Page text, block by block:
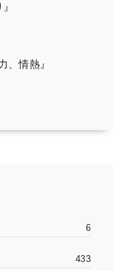
、情熱』
6
433